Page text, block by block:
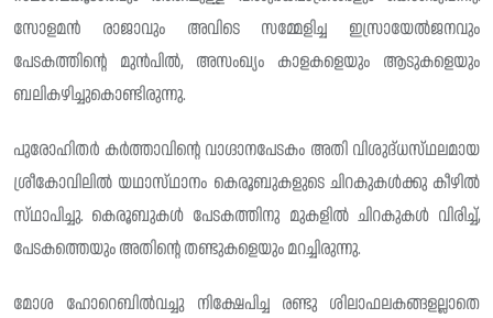
സോളമൻ രാജാവും അവിടെ സമ്മേളിച്ച ഇസ്രായേൽജനവും
പേടകത്തിന്റെ മുൻപിൽ, അസംഖ്യം കാളകളെയും ആടുകളെയും
ബലികഴിച്ചുകൊണ്ടിരുന്നു.
പുരോഹിതർ കർത്താവിന്റെ വാഗ്ദാനപേടകം അതി വിശുദ്‌ധസ്‌ഥലമായ
ശ്രീകോവിലിൽ യഥാസ്‌ഥാനം കെരൂബുകളുടെ ചിറകുകൾക്കു കീഴിൽ
സ്‌ഥാപിച്ചു. കെരൂബുകൾ പേടകത്തിനു മുകളിൽ ചിറകുകൾ വിരിച്ച്,
പേടകത്തെയും അതിന്റെ തണ്ടുകളെയും മറച്ചിരുന്നു.
മോശ ഹോറെബിൽവച്ചു നിക്ഷേപിച്ച രണ്ടു ശിലാഫലകങ്ങളല്ലാതെ